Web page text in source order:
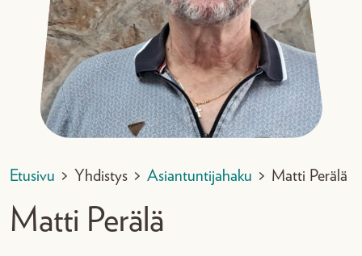
Etusivu > Yhdistys > Asiantuntijahaku > Matti Perälä
Matti Perälä